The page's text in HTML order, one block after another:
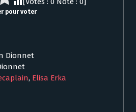
pour voter
Dionnet
, Elisa Erka